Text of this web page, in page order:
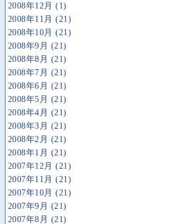
2008年12月 (1)
2008年11月 (21)
2008年10月 (21)
2008年9月 (21)
2008年8月 (21)
2008年7月 (21)
2008年6月 (21)
2008年5月 (21)
2008年4月 (21)
2008年3月 (21)
2008年2月 (21)
2008年1月 (21)
2007年12月 (21)
2007年11月 (21)
2007年10月 (21)
2007年9月 (21)
2007年8月 (21)